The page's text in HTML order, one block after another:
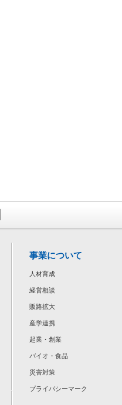
事業について
人材育成
経営相談
販路拡大
産学連携
起業・創業
バイオ・食品
災害対策
プライバシーマーク